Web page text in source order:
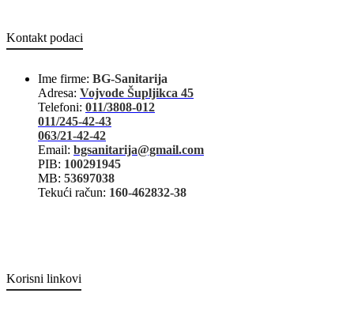
Kontakt podaci
Ime firme: BG-Sanitarija
Adresa: Vojvode Šupljikca 45
Telefoni: 011/3808-012
011/245-42-43
063/21-42-42
Email: bgsanitarija@gmail.com
PIB: 100291945
MB: 53697038
Tekući račun: 160-462832-38
Korisni linkovi